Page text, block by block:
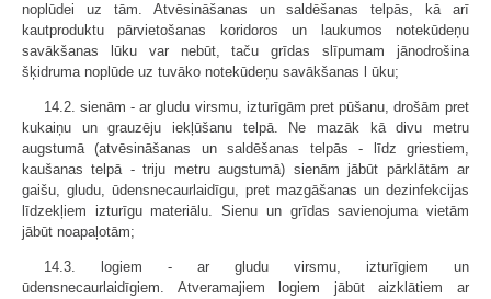
noplūdei uz tām. Atvēsināšanas un saldēšanas telpās, kā arī
kautproduktu pārvietošanas koridoros un laukumos notekūdeņu
savākšanas lūku var nebūt, taču grīdas slīpumam jānodrošina
šķidruma noplūde uz tuvāko notekūdeņu savākšanas l ūku;
14.2. sienām - ar gludu virsmu, izturīgām pret pūšanu, drošām pret
kukaiņu un grauzēju iekļūšanu telpā. Ne mazāk kā divu metru
augstumā (atvēsināšanas un saldēšanas telpās - līdz griestiem,
kaušanas telpā - triju metru augstumā) sienām jābūt pārklātām ar
gaišu, gludu, ūdensnecaurlaidīgu, pret mazgāšanas un dezinfekcijas
līdzekļiem izturīgu materiālu. Sienu un grīdas savienojuma vietām
jābūt noapaļotām;
14.3. logiem - ar gludu virsmu, izturīgiem un
ūdensnecaurlaidīgiem. Atveramajiem logiem jābūt aizklātiem ar